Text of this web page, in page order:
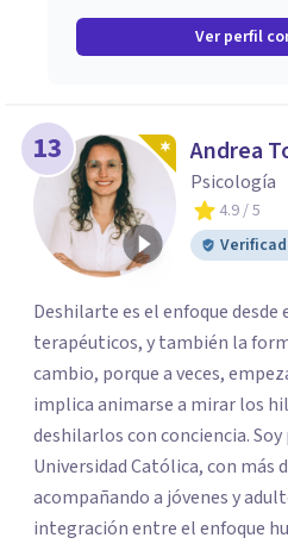
Ver perfil
13 Andrea
Psicología
4.9/ 5
Deshilarte es el enfoque
terapéuticos, y también la
cambio, porque a veces,
implica animarse a mirar los
deshilarlos con conciencia. Soy psicóloga, graduada de la
Universidad Católica, con más
acompañando a jóvenes y
integración entre el enfoque